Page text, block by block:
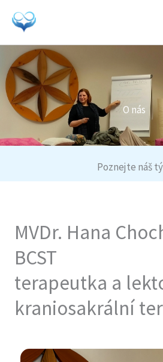
obsah
O nás
Poznejte náš
MVDr. Hana
BCST
terapeutka a
kraniosakrální